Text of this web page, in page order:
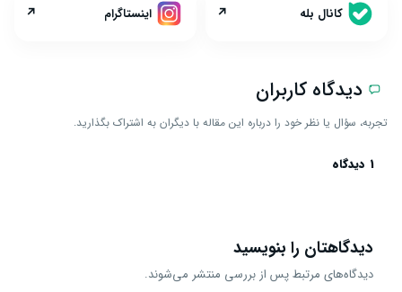
کانال بله ↗ اینستاگرام ↗
دیدگاه کاربران
تجربه، سؤال یا نظر خود را درباره این مقاله با دیگران به اشتراک بگذارید.
1 دیدگاه
دیدگاهتان را بنویسید
دیدگاه‌های مرتبط پس از بررسی منتشر می‌شوند.